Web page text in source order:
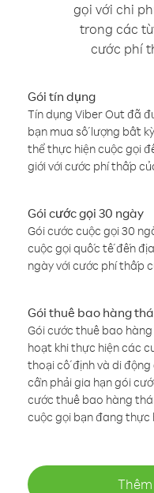
gọi với chi
trong các
cước phí
Gói tín dụng
Tín dụng Viber Out đã
bạn mua số lượng bất
thể thực hiện cuộc gọi
giới với cước phí thấp
Gói cước gọi 30 ngày
Gói cước cuộc gọi 30
cuộc gọi quốc tế đến
ngày với cước phí thấp
Gói thuê bao hàng
Gói cước thuê bao
hoạt khi thực hiện các
thoại cố định và di
cần phải gia hạn gói
cước thuê bao hàng
cuộc gọi bạn đang thực